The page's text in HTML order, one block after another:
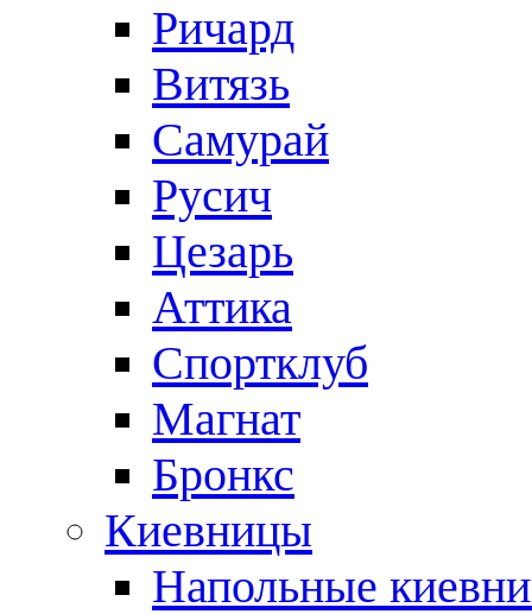
Ричард
Витязь
Самурай
Русич
Цезарь
Аттика
Спортклуб
Магнат
Бронкс
Киевницы
Напольные